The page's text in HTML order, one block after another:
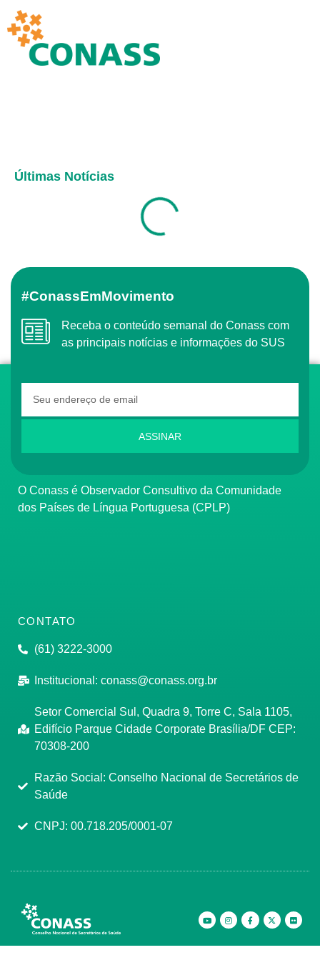
Últimas Notícias
#ConassEmMovimento
Receba o conteúdo semanal do Conass com
as principais notícias e informações do SUS
ASSINAR
O Conass é Observador Consultivo da Comunidade
dos Países de Língua Portuguesa (CPLP)
CONTATO
(61) 3222-3000
Institucional: conass@conass.org.br
Setor Comercial Sul, Quadra 9, Torre C, Sala 1105,
Edifício Parque Cidade Corporate Brasília/DF CEP:
70308-200
Razão Social: Conselho Nacional de Secretários de
Saúde
CNPJ: 00.718.205/0001-07